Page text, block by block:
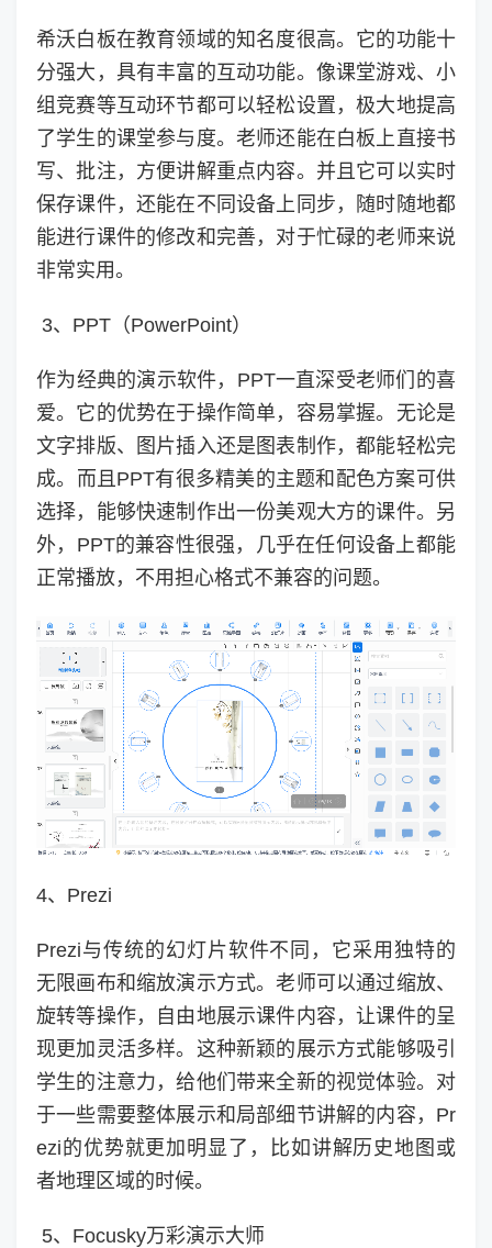
希沃白板在教育领域的知名度很高。它的功能十
分强大，具有丰富的互动功能。像课堂游戏、小
组竞赛等互动环节都可以轻松设置，极大地提高
了学生的课堂参与度。老师还能在白板上直接书
写、批注，方便讲解重点内容。并且它可以实时
保存课件，还能在不同设备上同步，随时随地都
能进行课件的修改和完善，对于忙碌的老师来说
非常实用。
3、PPT（PowerPoint）
作为经典的演示软件，PPT一直深受老师们的喜
爱。它的优势在于操作简单，容易掌握。无论是
文字排版、图片插入还是图表制作，都能轻松完
成。而且PPT有很多精美的主题和配色方案可供
选择，能够快速制作出一份美观大方的课件。另
外，PPT的兼容性很强，几乎在任何设备上都能
正常播放，不用担心格式不兼容的问题。
4、Prezi
Prezi与传统的幻灯片软件不同，它采用独特的
无限画布和缩放演示方式。老师可以通过缩放、
旋转等操作，自由地展示课件内容，让课件的呈
现更加灵活多样。这种新颖的展示方式能够吸引
学生的注意力，给他们带来全新的视觉体验。对
于一些需要整体展示和局部细节讲解的内容，Pr
ezi的优势就更加明显了，比如讲解历史地图或
者地理区域的时候。
5、Focusky万彩演示大师